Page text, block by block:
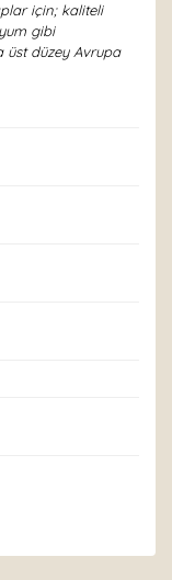
için; kaliteli
gibi
üst düzey Avrupa